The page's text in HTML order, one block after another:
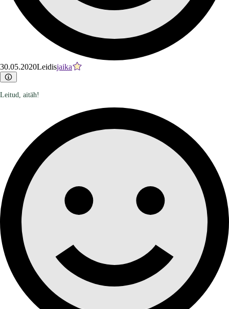
30.05.2020Leidisjaika
Leitud, aitäh!